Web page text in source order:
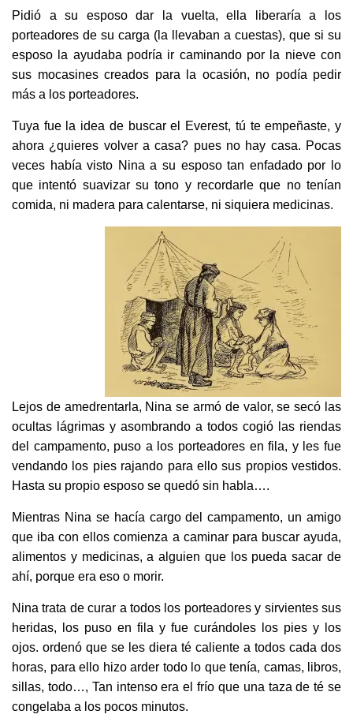
Pidió a su esposo dar la vuelta, ella liberaría a los
porteadores de su carga (la llevaban a cuestas), que si su
esposo la ayudaba podría ir caminando por la nieve con
sus mocasines creados para la ocasión, no podía pedir
más a los porteadores.
Tuya fue la idea de buscar el Everest, tú te empeñaste, y
ahora ¿quieres volver a casa? pues no hay casa. Pocas
veces había visto Nina a su esposo tan enfadado por lo
que intentó suavizar su tono y recordarle que no tenían
comida, ni madera para calentarse, ni siquiera medicinas.
Lejos de amedrentarla, Nina se armó de valor, se secó las
ocultas lágrimas y asombrando a todos cogió las riendas
del campamento, puso a los porteadores en fila, y les fue
vendando los pies rajando para ello sus propios vestidos.
Hasta su propio esposo se quedó sin habla….
Mientras Nina se hacía cargo del campamento, un amigo
que iba con ellos comienza a caminar para buscar ayuda,
alimentos y medicinas, a alguien que los pueda sacar de
ahí, porque era eso o morir.
Nina trata de curar a todos los porteadores y sirvientes sus
heridas, los puso en fila y fue curándoles los pies y los
ojos. ordenó que se les diera té caliente a todos cada dos
horas, para ello hizo arder todo lo que tenía, camas, libros,
sillas, todo…, Tan intenso era el frío que una taza de té se
congelaba a los pocos minutos.